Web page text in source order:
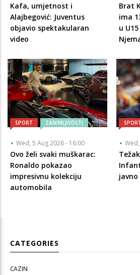
Kafa, umjetnost i
Alajbegović: Juventus
objavio spektakularan
video
Brat
ima
u
SPORT ZANIMLJIVOSTI
Wed, 5 Aug 2026 - 16:00
Ovo želi svaki muškarac:
Ronaldo pokazao
impresivnu kolekciju
automobila
CATEGORIES
CAZIN